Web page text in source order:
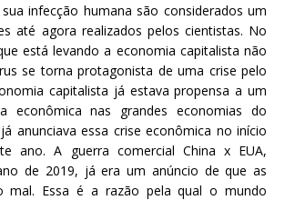
infecção humana são considerados um
até agora realizados pelos cientistas. No
está levando a economia capitalista não
se torna protagonista de uma crise pelo
capitalista já estava propensa a um
econômica nas grandes economias do
anunciava essa crise econômica no início
ano. A guerra comercial China x EUA,
de 2019, já era um anúncio de que as
mal. Essa é a razão pela qual o mundo